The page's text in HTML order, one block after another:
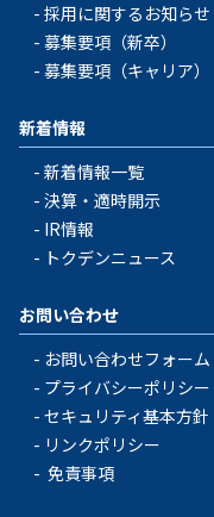
採用に関するお知らせ
募集要項（新卒）
募集要項（キャリア）
新着情報
新着情報一覧
決算・適時開示
IR情報
トクデンニュース
お問い合わせ
お問い合わせフォーム
プライバシーポリシー
セキュリティ基本方針
リンクポリシー
免責事項